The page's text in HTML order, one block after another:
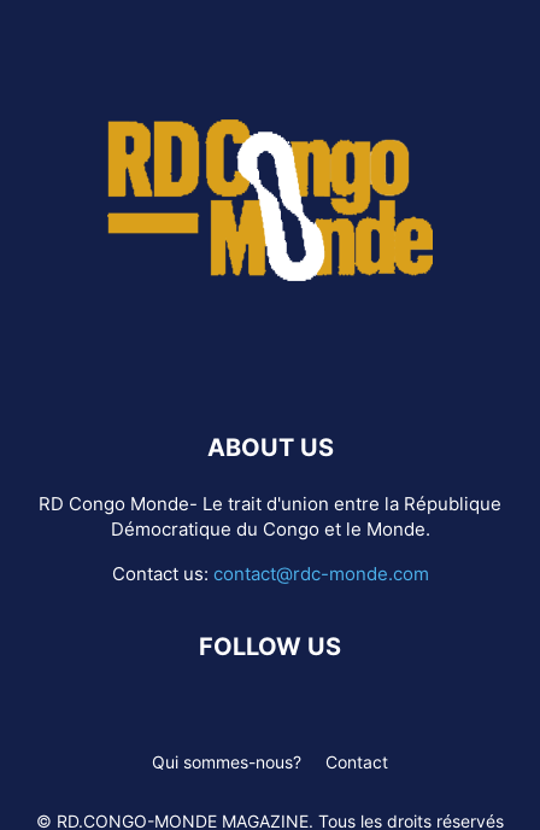
ABOUT US
RD Congo Monde- Le trait d'union entre la République
Démocratique du Congo et le Monde.
Contact us: contact@rdc-monde.com
FOLLOW US
Qui sommes-nous? Contact
© RD.CONGO-MONDE MAGAZINE. Tous les droits réservés